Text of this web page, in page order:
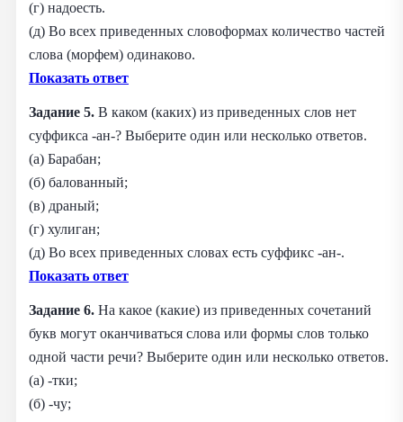
(г) надоесть.
(д) Во всех приведенных словоформах количество частей
слова (морфем) одинаково.
Показать ответ
Задание 5. В каком (каких) из приведенных слов нет
суффикса -ан-? Выберите один или несколько ответов.
(а) Барабан;
(б) балованный;
(в) драный;
(г) хулиган;
(д) Во всех приведенных словах есть суффикс -ан-.
Показать ответ
Задание 6. На какое (какие) из приведенных сочетаний
букв могут оканчиваться слова или формы слов только
одной части речи? Выберите один или несколько ответов.
(а) -тки;
(б) -чу;